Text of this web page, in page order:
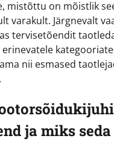
mistõttu on mõistlik
varakult. Järgnevalt
tervisetõendit
nii esmased
ja miks